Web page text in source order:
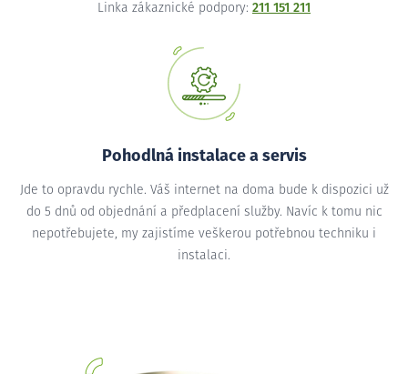
Linka zákaznické podpory: 211 151 211
Pohodlná instalace a servis
Jde to opravdu rychle. Váš internet na doma bude k dispozici už
do 5 dnů od objednání a předplacení služby. Navíc k tomu nic
nepotřebujete, my zajistíme veškerou potřebnou techniku i
instalaci.